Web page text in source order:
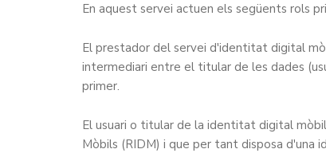
En aquest servei actuen els següents rols
El prestador del servei d'identitat digital
intermediari entre el titular de les dades
primer.
El usuari o titular de la identitat digital
Mòbils (RIDM) i que per tant disposa